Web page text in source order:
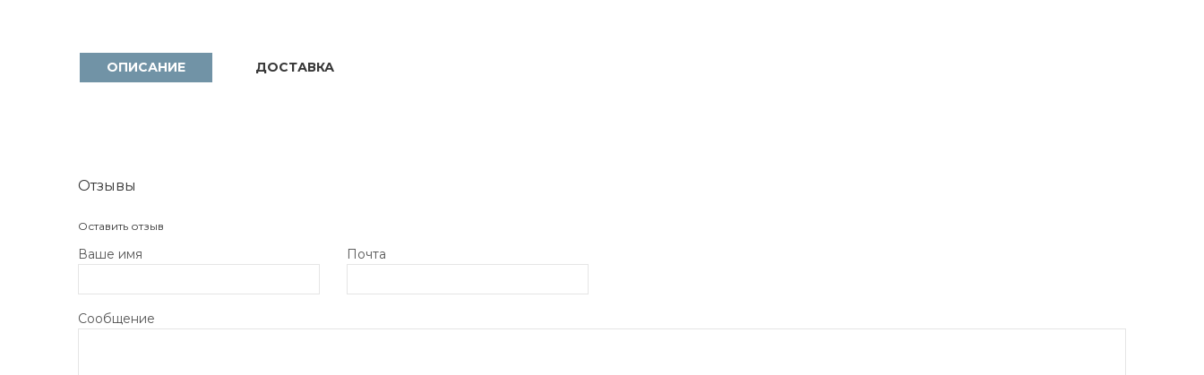
ОПИСАНИЕ ДОСТАВКА
Отзывы
Оставить отзыв
Ваше имя Почта
Сообщение